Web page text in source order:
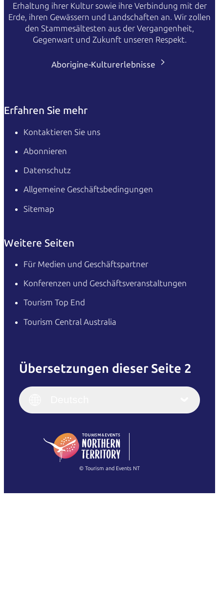
Erhaltung ihrer Kultur sowie ihre Verbindung mit der
Erde, ihren Gewässern und Landschaften an. Wir zollen
den Stammesältesten aus der Vergangenheit,
Gegenwart und Zukunft unseren Respekt.
Aborigine-Kulturerlebnisse
Erfahren Sie mehr
Kontaktieren Sie uns
Abonnieren
Datenschutz
Allgemeine Geschäftsbedingungen
Sitemap
Weitere Seiten
Für Medien und Geschäftspartner
Konferenzen und Geschäftsveranstaltungen
Tourism Top End
Tourism Central Australia
Übersetzungen dieser Seite 2
English
(Singapore)
Français
Italiano
繁體中文
© Tourism and Events NT